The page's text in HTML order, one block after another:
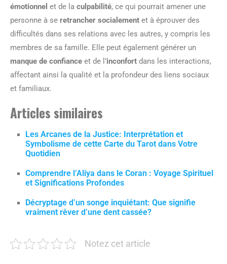
émotionnel et de la culpabilité, ce qui pourrait amener une
personne à se retrancher socialement et à éprouver des
difficultés dans ses relations avec les autres, y compris les
membres de sa famille. Elle peut également générer un
manque de confiance et de l’inconfort dans les interactions,
affectant ainsi la qualité et la profondeur des liens sociaux
et familiaux.
Articles similaires
Les Arcanes de la Justice: Interprétation et
Symbolisme de cette Carte du Tarot dans Votre
Quotidien
Comprendre l’Aliya dans le Coran : Voyage Spirituel
et Significations Profondes
Décryptage d’un songe inquiétant: Que signifie
vraiment rêver d’une dent cassée?
Notez cet article